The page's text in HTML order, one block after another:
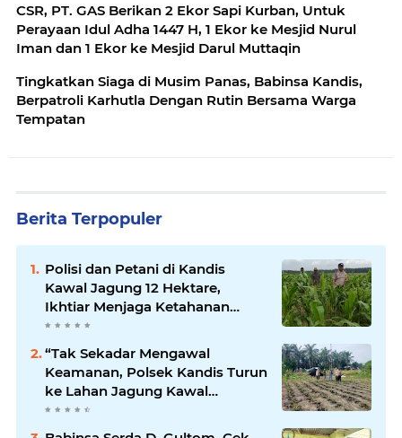
CSR, PT. GAS Berikan 2 Ekor Sapi Kurban, Untuk
Perayaan Idul Adha 1447 H, 1 Ekor ke Mesjid Nurul
Iman dan 1 Ekor ke Mesjid Darul Muttaqin
Tingkatkan Siaga di Musim Panas, Babinsa Kandis,
Berpatroli Karhutla Dengan Rutin Bersama Warga
Tempatan
Berita Terpopuler
Polisi dan Petani di Kandis
Kawal Jagung 12 Hektare,
Ikhtiar Menjaga Ketahanan
Pangan
“Tak Sekadar Mengawal
Keamanan, Polsek Kandis Turun
ke Lahan Jagung Kawal
Ketahanan Pangan